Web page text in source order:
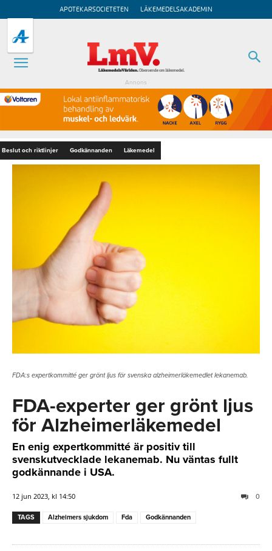
APOTEKARSOCIETETEN LÄKEMEDELSAKADEMIN
Annons
Beslut och riktlinjer Godkännanden Läkemedel
FDA:s expertkommitté ger grönt ljus för svenska alzheimerläkemedlet lekanemab.
FDA-experter ger grönt ljus
för Alzheimerläkemedel
En enig expertkommitté är positiv till
svenskutvecklade lekanemab. Nu väntas fullt
godkännande i USA.
12 jun 2023, kl 14:50 0
TAGS Alzheimers sjukdom Fda Godkännanden